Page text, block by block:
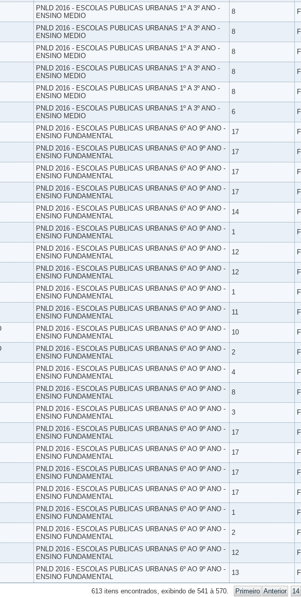
PNLD 2016 - ESCOLAS PUBLICAS URBANAS 1º A 3º ANO -
ENSINO MEDIO
8
PNLD 2016 - ESCOLAS PUBLICAS URBANAS 1º A 3º ANO -
ENSINO MEDIO
8
PNLD 2016 - ESCOLAS PUBLICAS URBANAS 1º A 3º ANO -
ENSINO MEDIO
8
PNLD 2016 - ESCOLAS PUBLICAS URBANAS 1º A 3º ANO -
ENSINO MEDIO
8
PNLD 2016 - ESCOLAS PUBLICAS URBANAS 1º A 3º ANO -
ENSINO MEDIO
8
PNLD 2016 - ESCOLAS PUBLICAS URBANAS 1º A 3º ANO -
ENSINO MEDIO
6
PNLD 2016 - ESCOLAS PUBLICAS URBANAS 6º AO 9º ANO -
ENSINO FUNDAMENTAL
17
PNLD 2016 - ESCOLAS PUBLICAS URBANAS 6º AO 9º ANO -
ENSINO FUNDAMENTAL
17
PNLD 2016 - ESCOLAS PUBLICAS URBANAS 6º AO 9º ANO -
ENSINO FUNDAMENTAL
17
PNLD 2016 - ESCOLAS PUBLICAS URBANAS 6º AO 9º ANO -
ENSINO FUNDAMENTAL
17
PNLD 2016 - ESCOLAS PUBLICAS URBANAS 6º AO 9º ANO -
ENSINO FUNDAMENTAL
14
PNLD 2016 - ESCOLAS PUBLICAS URBANAS 6º AO 9º ANO -
ENSINO FUNDAMENTAL
1
PNLD 2016 - ESCOLAS PUBLICAS URBANAS 6º AO 9º ANO -
ENSINO FUNDAMENTAL
12
PNLD 2016 - ESCOLAS PUBLICAS URBANAS 6º AO 9º ANO -
ENSINO FUNDAMENTAL
12
PNLD 2016 - ESCOLAS PUBLICAS URBANAS 6º AO 9º ANO -
ENSINO FUNDAMENTAL
1
PNLD 2016 - ESCOLAS PUBLICAS URBANAS 6º AO 9º ANO -
ENSINO FUNDAMENTAL
11
PNLD 2016 - ESCOLAS PUBLICAS URBANAS 6º AO 9º ANO -
ENSINO FUNDAMENTAL
10
PNLD 2016 - ESCOLAS PUBLICAS URBANAS 6º AO 9º ANO -
ENSINO FUNDAMENTAL
2
PNLD 2016 - ESCOLAS PUBLICAS URBANAS 6º AO 9º ANO -
ENSINO FUNDAMENTAL
4
PNLD 2016 - ESCOLAS PUBLICAS URBANAS 6º AO 9º ANO -
ENSINO FUNDAMENTAL
8
PNLD 2016 - ESCOLAS PUBLICAS URBANAS 6º AO 9º ANO -
ENSINO FUNDAMENTAL
3
PNLD 2016 - ESCOLAS PUBLICAS URBANAS 6º AO 9º ANO -
ENSINO FUNDAMENTAL
17
PNLD 2016 - ESCOLAS PUBLICAS URBANAS 6º AO 9º ANO -
ENSINO FUNDAMENTAL
17
PNLD 2016 - ESCOLAS PUBLICAS URBANAS 6º AO 9º ANO -
ENSINO FUNDAMENTAL
17
PNLD 2016 - ESCOLAS PUBLICAS URBANAS 6º AO 9º ANO -
ENSINO FUNDAMENTAL
17
PNLD 2016 - ESCOLAS PUBLICAS URBANAS 6º AO 9º ANO -
ENSINO FUNDAMENTAL
1
PNLD 2016 - ESCOLAS PUBLICAS URBANAS 6º AO 9º ANO -
ENSINO FUNDAMENTAL
2
PNLD 2016 - ESCOLAS PUBLICAS URBANAS 6º AO 9º ANO -
ENSINO FUNDAMENTAL
12
PNLD 2016 - ESCOLAS PUBLICAS URBANAS 6º AO 9º ANO -
ENSINO FUNDAMENTAL
13
613 itens encontrados, exibindo de 541 à 570. Primeiro Anterior 14